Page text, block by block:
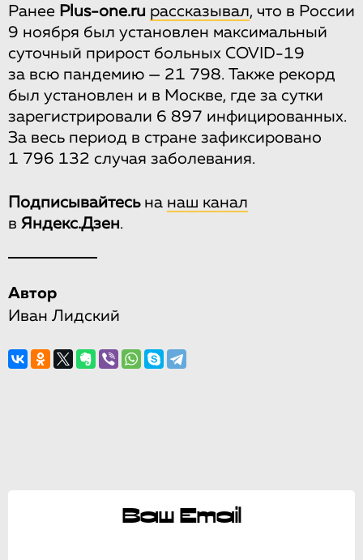
Ранее Plus-one.ru рассказывал, что в России
9 ноября был установлен максимальный
суточный прирост больных COVID-19
за всю пандемию — 21 798. Также рекорд
был установлен и в Москве, где за сутки
зарегистрировали 6 897 инфицированных.
За весь период в стране зафиксировано
1 796 132 случая заболевания.
Подписывайтесьна наш канал
в Яндекс.Дзен.
Автор
Иван Лидский
Ваш Email